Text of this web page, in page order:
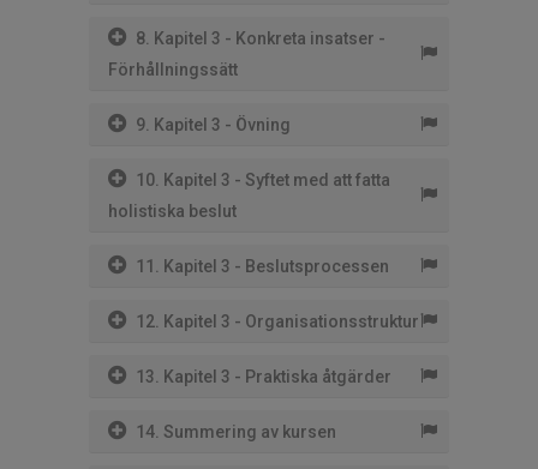
8. Kapitel 3 - Konkreta insatser -
Förhållningssätt
9. Kapitel 3 - Övning
10. Kapitel 3 - Syftet med att fatta
holistiska beslut
11. Kapitel 3 - Beslutsprocessen
12. Kapitel 3 - Organisationsstruktur
13. Kapitel 3 - Praktiska åtgärder
14. Summering av kursen